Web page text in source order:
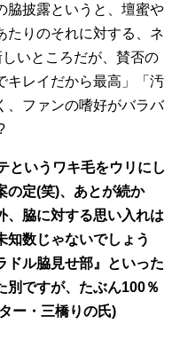
脇披露というと、壇蜜や
たりのそれに対する、ネ
いところだが、賛否の
キレイだから最高」「汚
、ファンの嗜好がバラバ
というワキ毛をウリにし
の定(笑)、あとが続か
脇に対する思い入れは
知数じゃないでしょう
ドル脇見せ部』といった
別ですが、たぶん100％
ー・三橋りの氏)